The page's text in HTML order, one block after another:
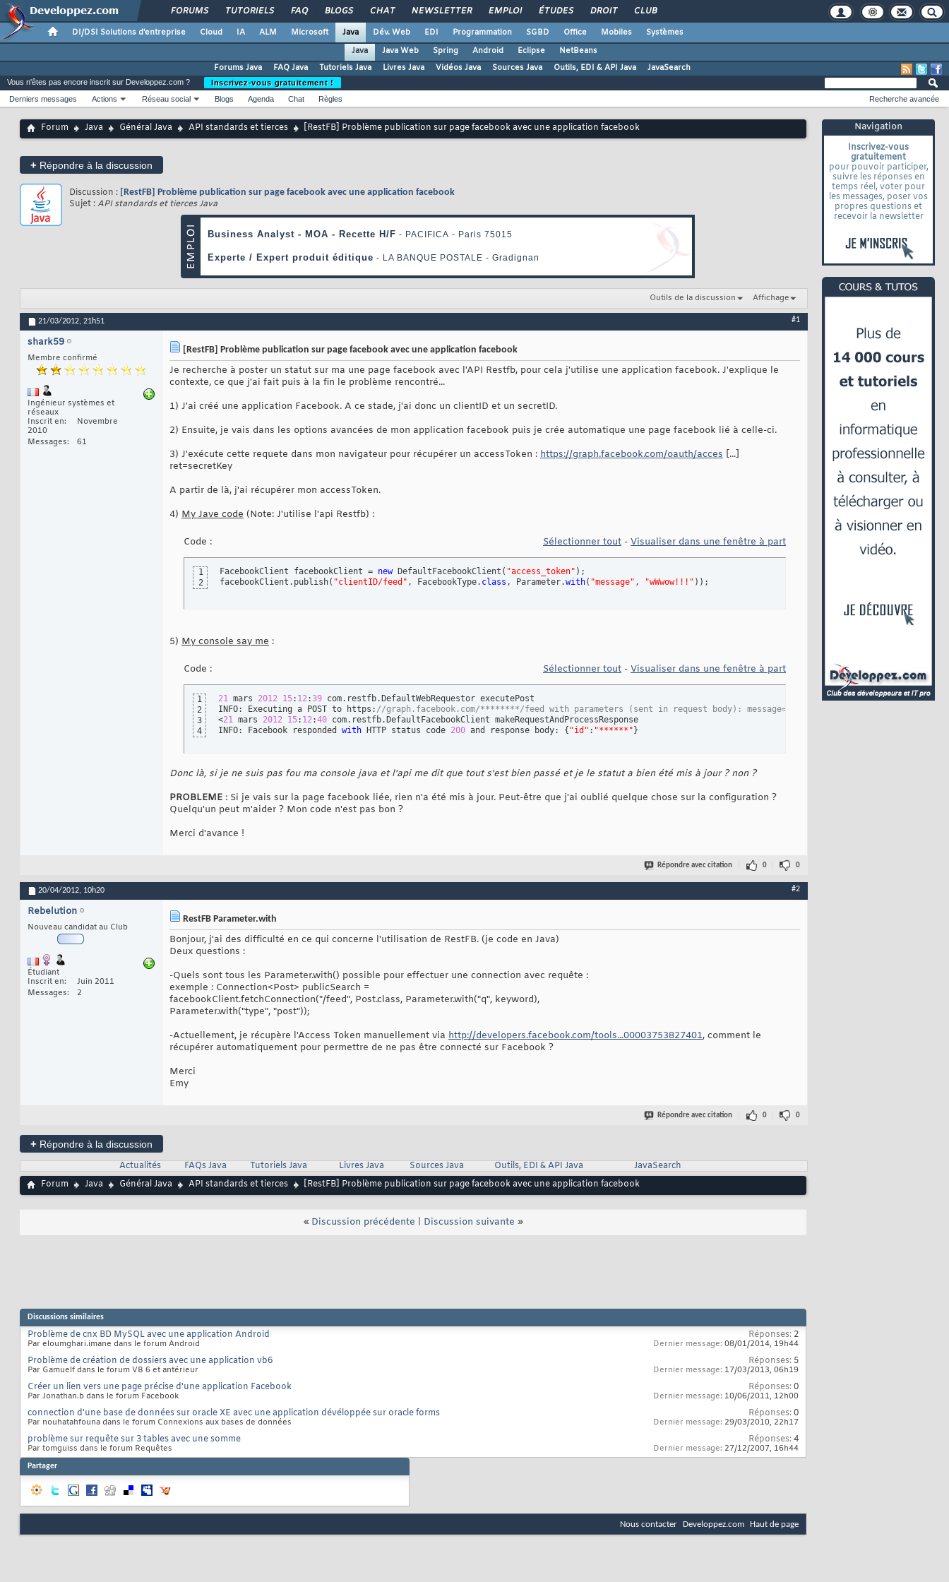
FORUMS TUTORIELS FAQ BLOGS CHAT NEWSLETTER EMPLOI ÉTUDES DROIT CLUB
DI/DSI Solutions d'entreprise Cloud IA ALM Microsoft Java Dév. Web EDI Programmation SGBD Office Mobiles
Systèmes
Java
Java Web Spring Android Eclipse
NetBeans
Forums Java
FAQ Java Tutoriels Java Livres Java Vidéos Java Sources Java Outils, EDI & API Java JavaSearch
Navigation
Inscrivez-vous
gratuitement
pour pouvoir participer,
suivre les réponses en
temps réel, voter pour
les messages, poser vos
propres questions et
recevoir la newsletter
Vous n'êtes pas encore inscrit sur Developpez.com ?
Inscrivez-vous gratuitement !
Derniers messages
Actions Réseau social Blogs Agenda Chat Règles Recherche avancée
Forum Java Général Java API standards et tierces [RestFB] Problème publication sur page facebook avec une application facebook
+ Répondre à la discussion
Discussion : [RestFB] Problème publication sur page facebook avec une application facebook
Sujet :API standards et tierces Java
Outils de la discussion Affichage
21/03/2012, 21h51 #1
shark59
Membre confirmé
Ingénieur systèmes et
réseaux
Inscrit en
Novembre
2010
Messages
61
[RestFB] Problème publication sur page facebook avec une application facebook
Je recherche à poster un statut sur ma une page facebook avec l'API Restfb, pour cela j'utilise une application facebook. J'explique le
contexte, ce que j'ai fait puis à la fin le problème rencontré...
1) J'ai créé une application Facebook. A ce stade, j'ai donc un clientID et un secretID.
2) Ensuite, je vais dans les options avancées de mon application facebook puis je crée automatique une page facebook lié à celle-ci.
3) J'exécute cette requete dans mon navigateur pour récupérer un accessToken : https://graph.facebook.com/oauth/acces [...]
ret=secretKey
A partir de là, j'ai récupérer mon accessToken.
4) My Jave code (Note: J'utilise l'api Restfb) :
Code : Sélectionner tout - Visualiser dans une fenêtre à part
1
2
FacebookClient facebookClient = new DefaultFacebookClient ( "access_token" ) ;
facebookClient.publish( "clientID/feed" , FacebookType. class , Parameter.with( "message" , "wWwow!!!" ) ) ;
5) My console say me :
Code : Sélectionner tout - Visualiser dans une fenêtre à part
1
2
3
4
21 mars 2012 15: 12:39 com.restfb.DefaultWebRequestor executePost
INFO: Executing a POST to https: //graph.facebook.com/********/feed with parameters (sent in request body):
<21 mars 2012 15: 12:40 com.restfb.DefaultFacebookClient makeRequestAndProcessResponse
INFO: Facebook responded with HTTP status code 200 and response body: { "id" : "******" }
Donc là, si je ne suis pas fou ma console java et l'api me dit que tout s'est bien passé et je le statut a bien été mis à jour ? non ?
PROBLEME : Si je vais sur la page facebook liée, rien n'a été mis à jour. Peut-être que j'ai oublié quelque chose sur la configuration ?
Quelqu'un peut m'aider ? Mon code n'est pas bon ?
Merci d'avance !
Répondre avec citation 0 0
20/04/2012, 10h20 #2
Rebelution
Nouveau candidat au Club
Étudiant
Inscrit en
Juin 2011
Messages
2
RestFB Parameter.with
Bonjour, j'ai des difficulté en ce qui concerne l'utilisation de RestFB. (je code en Java)
Deux questions :
-Quels sont tous les Parameter.with() possible pour effectuer une connection avec requête :
exemple : Connection<Post> publicSearch =
facebookClient.fetchConnection("/feed", Post.class, Parameter.with("q", keyword),
Parameter.with("type", "post"));
-Actuellement, je récupère l'Access Token manuellement via http://developers.facebook.com/tools...00003753827401, comment le
récupérer automatiquement pour permettre de ne pas être connecté sur Facebook ?
Merci
Emy
Répondre avec citation 0 0
+ Répondre à la discussion
Actualités
FAQs Java Tutoriels Java Livres Java Sources Java Outils, EDI & API Java
JavaSearch
Forum
Java Général Java API standards et tierces [RestFB] Problème publication sur page facebook avec une application facebook
« Discussion précédente Discussion suivante »
Discussions similaires
Problème de cnx BD MySQL avec une application Android
Par eloumghari.imane dans le forum Android
Réponses: 2
Dernier message: 08/01/2014, 19h44
Problème de création de dossiers avec une application vb6
Par Gamuelf dans le forum VB 6 et antérieur
Réponses: 5
Dernier message: 17/03/2013, 06h19
Créer un lien vers une page précise d'une application Facebook
Par Jonathan.b dans le forum Facebook
Réponses:0
Dernier message: 10/06/2011, 12h00
connection d'une base de données sur oracle XE avec une application dévéloppée sur oracle forms
Par nouhatahfouna dans le forum Connexions aux bases de données
Réponses:0
Dernier message: 29/03/2010, 22h17
problème sur requête sur 3 tables avec une somme
Par tomguiss dans le forum Requêtes
Réponses:4
Dernier message: 27/12/2007, 16h44
Partager
Nous contacter Developpez.com Haut de page